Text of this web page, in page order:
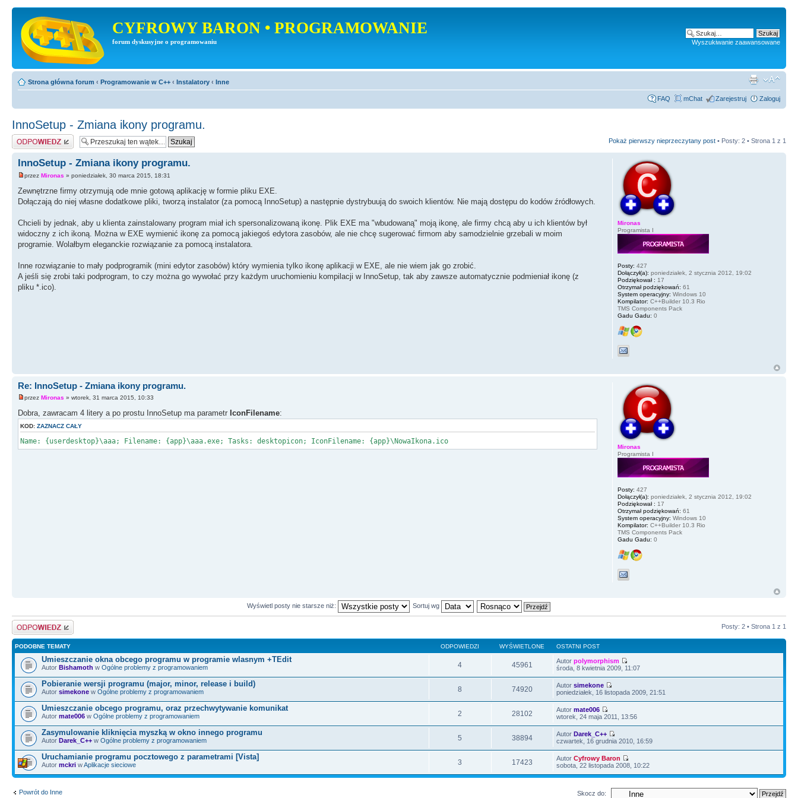
CYFROWY BARON • PROGRAMOWANIE
forum dyskusyjne o programowaniu Wyszukiwanie zaawansowane
Strona główna forum ‹ Programowanie w C++ ‹ Instalatory ‹ Inne
FAQ mChat Zarejestruj Zaloguj
InnoSetup - Zmiana ikony programu.
Odpowiedz Pokaż pierwszy nieprzeczytany post • Posty: 2 • Strona 1 z 1
InnoSetup - Zmiana ikony programu.
przez Mironas » poniedziałek, 30 marca 2015, 18:31
Zewnętrzne firmy otrzymują ode mnie gotową aplikację w formie pliku EXE.
Dołączają do niej własne dodatkowe pliki, tworzą instalator (za pomocą InnoSetup) a następnie dystrybuują do swoich klientów. Nie mają dostępu do kodów źródłowych.
Chcieli by jednak, aby u klienta zainstalowany program miał ich spersonalizowaną ikonę. Plik EXE ma "wbudowaną" moją ikonę, ale firmy chcą aby u ich klientów był
widoczny z ich ikoną. Można w EXE wymienić ikonę za pomocą jakiegoś edytora zasobów, ale nie chcę sugerować firmom aby samodzielnie grzebali w moim
programie. Wolałbym eleganckie rozwiązanie za pomocą instalatora.
Inne rozwiązanie to mały podprogramik (mini edytor zasobów) który wymienia tylko ikonę aplikacji w EXE, ale nie wiem jak go zrobić.
A jeśli się zrobi taki podprogram, to czy można go wywołać przy każdym uruchomieniu kompilacji w InnoSetup, tak aby zawsze automatycznie podmieniał ikonę (z
pliku *.ico).
Mironas
Programista I
Posty: 427
Dołączył(a): poniedziałek, 2 stycznia 2012, 19:02
Podziękował : 17
Otrzymał podziękowań: 61
System operacyjny: Windows 10
Kompilator: C++Builder 10.3 Rio
TMS Components Pack
Gadu Gadu: 0
Re: InnoSetup - Zmiana ikony programu.
przez Mironas » wtorek, 31 marca 2015, 10:33
Dobra, zawracam 4 litery a po prostu InnoSetup ma parametr IconFilename:
KOD: ZAZNACZ CAŁY
Name: {userdesktop}\aaa; Filename: {app}\aaa.exe; Tasks: desktopicon; IconFilename: {app}\NowaIkona.ico
Mironas
Programista I
Posty: 427
Dołączył(a): poniedziałek, 2 stycznia 2012, 19:02
Podziękował : 17
Otrzymał podziękowań: 61
System operacyjny: Windows 10
Kompilator: C++Builder 10.3 Rio
TMS Components Pack
Gadu Gadu: 0
Wyświetl posty nie starsze niż: Sortuj wg
Odpowiedz Posty: 2 • Strona 1 z 1
PODOBNE TEMATY ODPOWIEDZI WYŚWIETLONE OSTATNI POST
Umieszczanie okna obcego programu w programie wlasnym +TEdit
Autor Bishamoth w Ogólne problemy z programowaniem 4 45961 Autorpolymorphism
środa, 8 kwietnia 2009, 11:07
Pobieranie wersji programu (major, minor, release i build)
Autor simekone w Ogólne problemy z programowaniem 8 74920 Autorsimekone
poniedziałek, 16 listopada 2009, 21:51
Umieszczanie obcego programu, oraz przechwytywanie komunikat
Autor mate006 w Ogólne problemy z programowaniem 2 28102 Autormate006
wtorek, 24 maja 2011, 13:56
Zasymulowanie kliknięcia myszką w okno innego programu
Autor Darek_C++ w Ogólne problemy z programowaniem 5 38894 AutorDarek_C++
czwartek, 16 grudnia 2010, 16:59
Uruchamianie programu pocztowego z parametrami [Vista]
Autor mckri wAplikacje sieciowe 3 17423 AutorCyfrowy Baron
sobota, 22 listopada 2008, 10:22
Powrót do Inne Skocz do: